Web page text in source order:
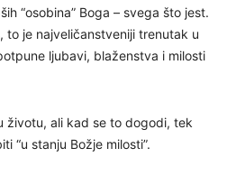
“osobina” Boga – svega što jest.
to je najveličanstveniji trenutak u
ljubavi, blaženstva i milosti
životu, ali kad se to dogodi, tek
“u stanju Božje milosti”.